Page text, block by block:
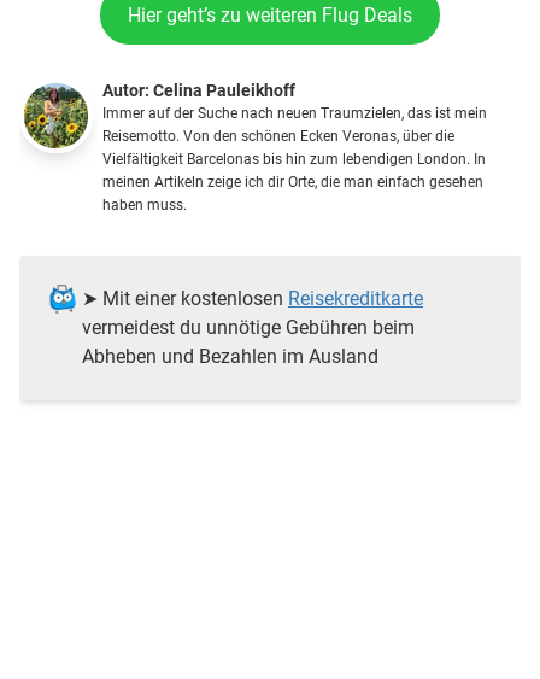
Hier geht’s zu weiteren Flug Deals
Autor:Celina Pauleikhoff
Immer auf der Suche nach neuen Traumzielen, das ist mein
Reisemotto. Von den schönen Ecken Veronas, über die
Vielfältigkeit Barcelonas bis hin zum lebendigen London. In
meinen Artikeln zeige ich dir Orte, die man einfach gesehen
haben muss.
➤ Mit einer kostenlosen Reisekreditkarte
vermeidest du unnötige Gebühren beim
Abheben und Bezahlen im Ausland